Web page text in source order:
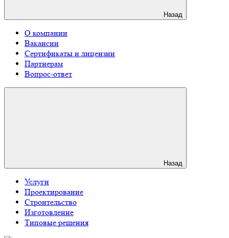
Назад
О компании
Вакансии
Сертификаты и лицензии
Партнерам
Вопрос-ответ
Назад
Услуги
Проектирование
Строительство
Изготовление
Типовые решения